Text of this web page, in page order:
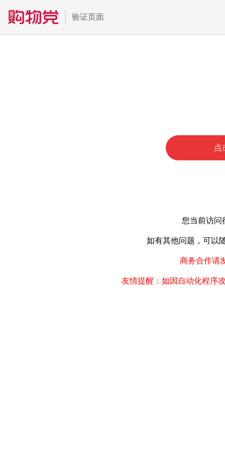
验证页面
点
您当前访问
如有其他问题，可以
商务合作请
友情提醒：如因自动化程序